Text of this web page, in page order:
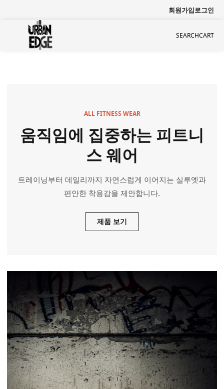
회원가입로그인
SEARCHCART
ALL FITNESS WEAR
움직임에 집중하는 피트니
스 웨어
트레이닝부터 데일리까지 자연스럽게 이어지는 실루엣과
편안한 착용감을 제안합니다.
제품 보기